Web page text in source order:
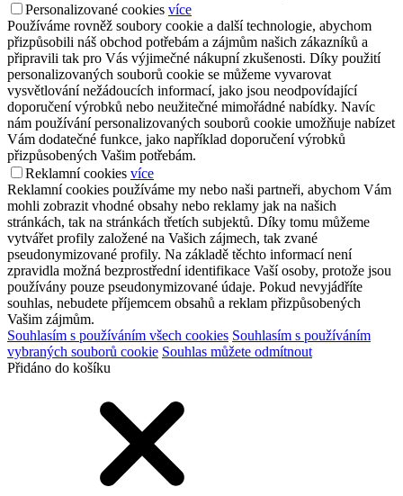
Personalizované cookies více
Používáme rovněž soubory cookie a další technologie, abychom
přizpůsobili náš obchod potřebám a zájmům našich zákazníků a
připravili tak pro Vás výjimečné nákupní zkušenosti. Díky použití
personalizovaných souborů cookie se můžeme vyvarovat
vysvětlování nežádoucích informací, jako jsou neodpovídající
doporučení výrobků nebo neužitečné mimořádné nabídky. Navíc
nám používání personalizovaných souborů cookie umožňuje nabízet
Vám dodatečné funkce, jako například doporučení výrobků
přizpůsobených Vašim potřebám.
Reklamní cookies více
Reklamní cookies používáme my nebo naši partneři, abychom Vám
mohli zobrazit vhodné obsahy nebo reklamy jak na našich
stránkách, tak na stránkách třetích subjektů. Díky tomu můžeme
vytvářet profily založené na Vašich zájmech, tak zvané
pseudonymizované profily. Na základě těchto informací není
zpravidla možná bezprostřední identifikace Vaší osoby, protože jsou
používány pouze pseudonymizované údaje. Pokud nevyjádříte
souhlas, nebudete příjemcem obsahů a reklam přizpůsobených
Vašim zájmům.
Souhlasím s používáním všech cookies Souhlasím s používáním
vybraných souborů cookie Souhlas můžete odmítnout
Přidáno do košíku